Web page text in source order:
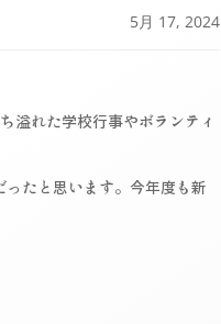
5月 17, 2024
溢れた学校行事やボランティ
たと思います。今年度も新